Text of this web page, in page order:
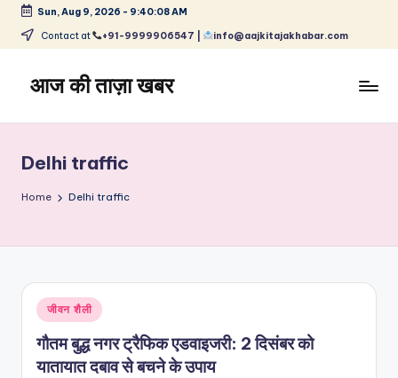
Skip
content
Sun, Aug 9, 2026 - 9:40:08 AM
Contact at +91-9999906547 | info@aajkitajakhabar.com
आज की ताज़ा खबर
ताज़ा
समाचार
–
और
विश्व
Delhi traffic
Home Delhi traffic
Posted
in
जीवन शैली
गौतम बुद्ध नगर ट्रैफिक एडवाइजरी: 2 दिसंबर को
यातायात दबाव से बचने के उपाय